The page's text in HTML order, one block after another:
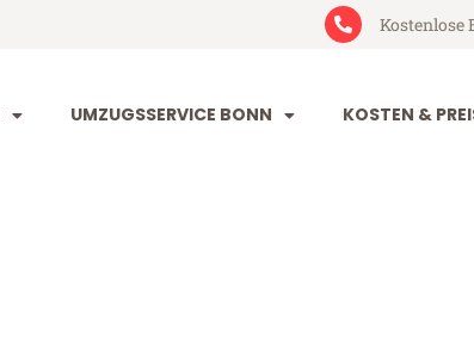
Kostenlose
UMZUGSSERVICE BONN KOSTEN &